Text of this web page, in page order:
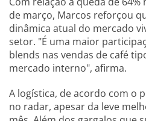
de março, Marcos reforçou
dinâmica atual do mercado
setor. "É uma maior
blends nas vendas de café
mercado interno", afirma.
A logística, de acordo com o
no radar, apesar da leve